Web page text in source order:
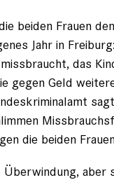
beiden Frauen
Jahr in
das
gegen Geld
die beiden
aber